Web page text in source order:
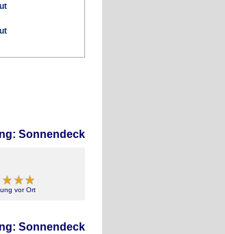
Sonnendeck
vor Ort
Sonnendeck